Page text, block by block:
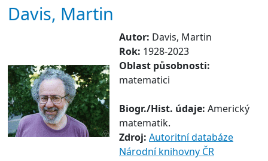
Davis, Martin
Autor: Davis, Martin
Rok: 1928-2023
Oblast působnosti:
matematici
Biogr./Hist. údaje: Americký
matematik.
Zdroj: Autoritní databáze
Národní knihovny ČR